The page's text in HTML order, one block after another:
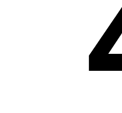
Workshops
Darstellende Kunst